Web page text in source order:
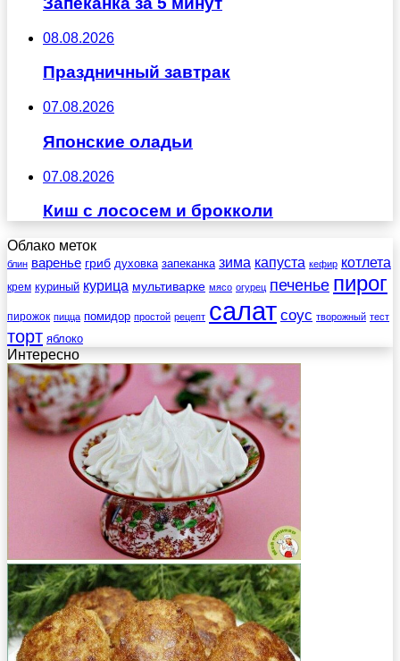
08.08.2026
Праздничный завтрак
07.08.2026
Японские оладьи
07.08.2026
Киш с лососем и брокколи
Облако меток
блин варенье гриб духовка запеканка зима капуста кефир котлета
крем куриный курица мультиварке мясо огурец печенье пирог
пирожок пицца помидор простой рецепт салат соус творожный тест
торт яблоко
Интересно